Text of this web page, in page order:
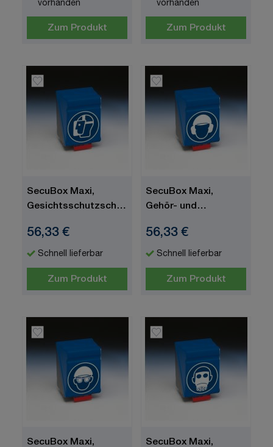
vorhanden
Zum Produkt
vorhanden
Zum Produkt
SecuBox Maxi,
Gesichtsschutzschild
315 mm
56,33 €
Schnell lieferbar
Zum Produkt
SecuBox Maxi,
Gehör- und
benutzen, blau, 236 x
315 mm
56,33 €
Schnell lieferbar
Zum Produkt
SecuBox Maxi,
SecuBox Maxi,